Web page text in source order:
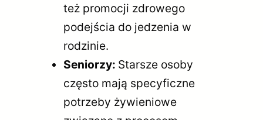
też promocji zdrowego
podejścia do jedzenia w
rodzinie.
Seniorzy: Starsze osoby
często mają specyficzne
potrzeby żywieniowe